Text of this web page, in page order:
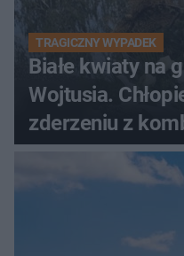
TRAGICZNY WYPADEK
Białe kwiaty na
Wojtusia.
zderzeniu z